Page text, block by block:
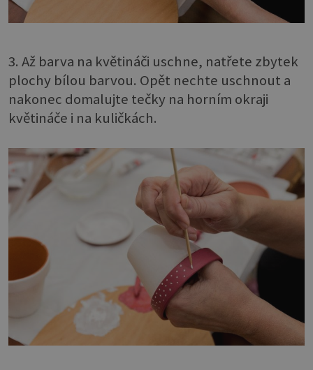
3. Až barva na květináči uschne, natřete zbytek
plochy bílou barvou. Opět nechte uschnout a
nakonec domalujte tečky na horním okraji
květináče i na kuličkách.